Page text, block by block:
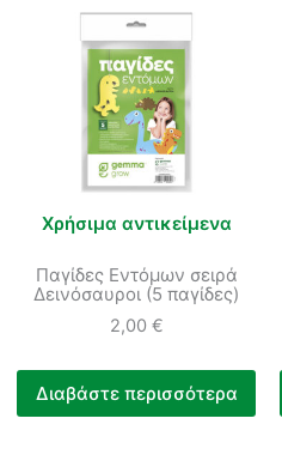
Χρήσιμα αντικείμενα
Παγίδες Εντόμων σειρά
Δεινόσαυροι (5 παγίδες)
2,00 €
Διαβάστε περισσότερα